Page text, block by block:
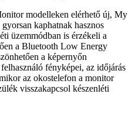
modelleken elérhető új, My
kaphatnak hasznos
üzemmódban is érzékeli a
a Bluetooth Low Energy
a képernyőn
fényképei, az időjárás
az okostelefon a monitor
visszakapcsol készenléti